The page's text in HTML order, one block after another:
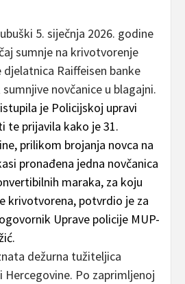
5. siječnja 2026. godine
sumnje na krivotvorenje
Raiffeisen banke
novčanice u blagajni.
je Policijskoj upravi
te prijavila kako je 31.
prilikom brojanja novca na
pronađena jedna novčanica
maraka, za koju
krivotvorena, potvrdio je za
Uprave policije MUP-
dežurna tužiteljica
Hercegovine. Po zaprimljenoj